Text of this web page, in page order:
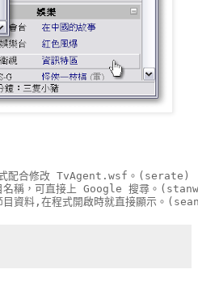
配合修改 TvAgent.wsf。(serate)
名稱，可直接上 Google 搜尋。
資料,在程式開啟時就直接顯示。